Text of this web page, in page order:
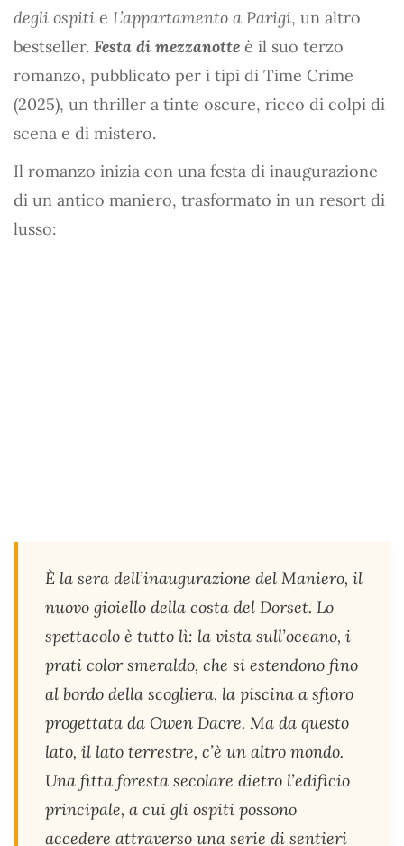
degli ospiti e L’appartamento a Parigi, un altro
bestseller. Festa di mezzanotte è il suo terzo
romanzo, pubblicato per i tipi di Time Crime
(2025), un thriller a tinte oscure, ricco di colpi di
scena e di mistero.
Il romanzo inizia con una festa di inaugurazione
di un antico maniero, trasformato in un resort di
lusso:
È la sera dell’inaugurazione del Maniero, il
nuovo gioiello della costa del Dorset. Lo
spettacolo è tutto lì: la vista sull’oceano, i
prati color smeraldo, che si estendono fino
al bordo della scogliera, la piscina a sfioro
progettata da Owen Dacre. Ma da questo
lato, il lato terrestre, c’è un altro mondo.
Una fitta foresta secolare dietro l’edificio
principale, a cui gli ospiti possono
accedere attraverso una serie di sentieri